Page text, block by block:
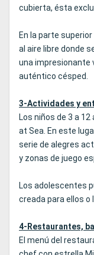
cubierta, ésta
En la parte
al aire libre donde
una impresionante
auténtico césped.
3-Actividades y
Los niños de 3 a
at Sea. En este
serie de alegres
y zonas de juego
Los adolescentes
creada para ellos o
4-Restaurantes,
El menú del